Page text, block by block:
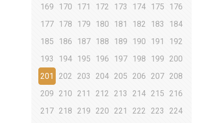
169
170 171 172 173 174 175
176
177 178 179 180 181 182 183
184
185
186 187 188 189 190 191
192
193
194 195 196 197 198 199 200
201
202 203 204 205 206 207 208
209 210 211 212 213 214 215 216
217 218 219 220 221 222 223
224